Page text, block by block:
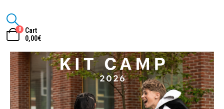
0
Cart
0,00€